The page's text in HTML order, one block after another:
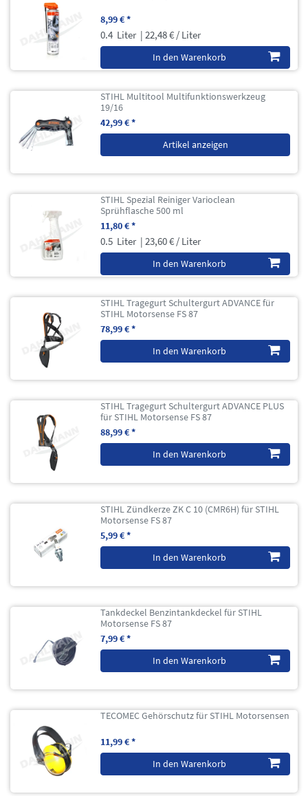
8,99 € *
0.4 Liter | 22,48 € / Liter
In den Warenkorb
STIHL Multitool Multifunktionswerkzeug
19/16
42,99 € *
Artikel anzeigen
STIHL Spezial Reiniger Varioclean
Sprühflasche 500 ml
11,80 € *
0.5 Liter | 23,60 € / Liter
In den Warenkorb
STIHL Tragegurt Schultergurt ADVANCE für
STIHL Motorsense FS 87
78,99 € *
In den Warenkorb
STIHL Tragegurt Schultergurt ADVANCE PLUS
für STIHL Motorsense FS 87
88,99 € *
In den Warenkorb
STIHL Zündkerze ZK C 10 (CMR6H) für STIHL
Motorsense FS 87
5,99 € *
In den Warenkorb
Tankdeckel Benzintankdeckel für STIHL
Motorsense FS 87
7,99 € *
In den Warenkorb
TECOMEC Gehörschutz für STIHL Motorsensen
11,99 € *
In den Warenkorb